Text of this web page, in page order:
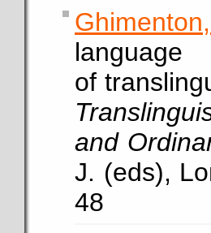
of
and
J. (eds),
48